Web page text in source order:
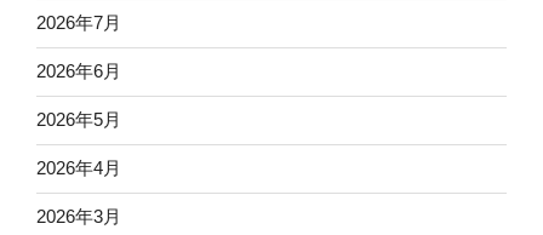
2026年7月
2026年6月
2026年5月
2026年4月
2026年3月